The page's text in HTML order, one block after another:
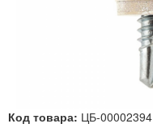
Код товара: ЦБ-00002394